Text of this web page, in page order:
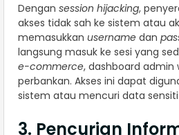
Dengan session hijacking,
akses tidak sah ke sistem atau
memasukkan username dan
langsung masuk ke sesi yang
e-commerce, dashboard admin
perbankan. Akses ini dapat
sistem atau mencuri data
3. Pencurian